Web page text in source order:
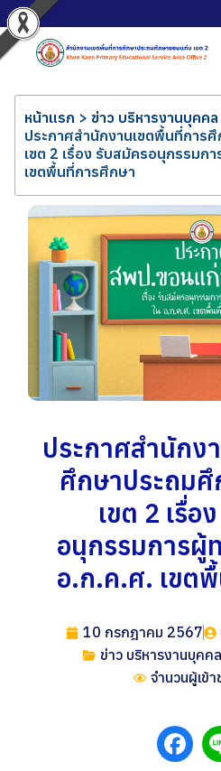
หน้าแรก > ข่าว บริหารงานบุคค
ประกาศสำนักงานเขตพื้นที่การ
เขต 2 เรื่อง รับสมัครอนุกรรม
เขตพื้นที่การศึกษา
ประกาศสำนักง
ศึกษาประถม
เขต 2 เรื่อ
อนุกรรมการ
อ.ก.ค.ศ. เขต
10 กรกฎาคม 2567
ข่าว บริหารงานบุคค
จำนวนผู้เข้